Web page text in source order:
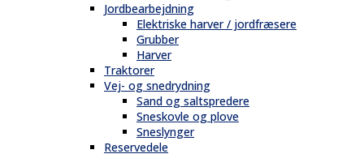
Jordbearbejdning
Elektriske harver / jordfræsere
Grubber
Harver
Traktorer
Vej- og snedrydning
Sand og saltspredere
Sneskovle og plove
Sneslynger
Reservedele